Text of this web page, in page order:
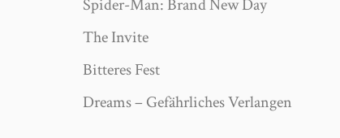
Spider-Man: Brand New Day
The Invite
Bitteres Fest
Dreams – Gefährliches Verlangen